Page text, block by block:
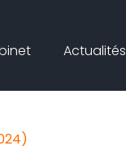
Actualités
PEINE